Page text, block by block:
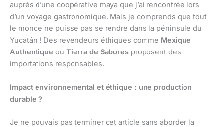
auprès d’une coopérative maya que j’ai rencontrée lors
d’un voyage gastronomique. Mais je comprends que tout
le monde ne puisse pas se rendre dans la péninsule du
Yucatán ! Des revendeurs éthiques comme Mexique
Authentique ou Tierra de Sabores proposent des
importations responsables.
Impact environnemental et éthique : une production
durable ?
Je ne pouvais pas terminer cet article sans aborder la